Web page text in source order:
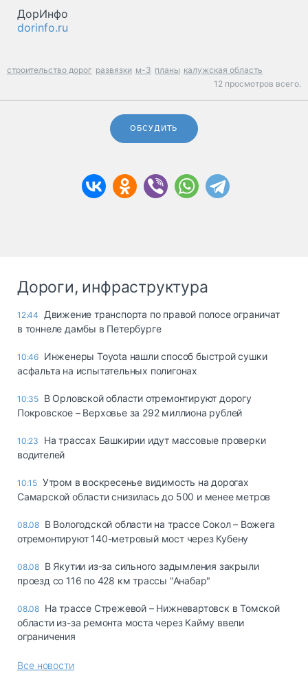
ДорИнфо
dorinfo.ru
строительство дорог развязки м-3 планы калужская область
12 просмотров всего.
ОБСУДИТЬ
Дороги, инфраструктура
12:44
Движение транспорта по правой полосе ограничат
в тоннеле дамбы в Петербурге
10:46 Инженеры Toyota нашли способ быстрой сушки
асфальта на испытательных полигонах
10:35 В Орловской области отремонтируют дорогу
Покровское – Верховье за 292 миллиона рублей
10:23
На трассах Башкирии идут массовые проверки
водителей
10:15 Утром в воскресенье видимость на дорогах
Самарской области снизилась до 500 и менее метров
08.08 В Вологодской области на трассе Сокол – Вожега
отремонтируют 140-метровый мост через Кубену
08.08 В Якутии из-за сильного задымления закрыли
проезд со 116 по 428 км трассы "Анабар"
08.08 На трассе Стрежевой – Нижневартовск в Томской
области из-за ремонта моста через Кайму ввели
ограничения
Все новости